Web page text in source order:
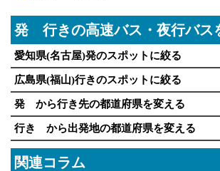
発 行きの高速バス・夜行バス
愛知県(名古屋)発のスポットに絞る
広島県(福山)行きのスポットに絞る
発 から行き先の都道府県を変える
行き から出発地の都道府県を変える
関連コラム